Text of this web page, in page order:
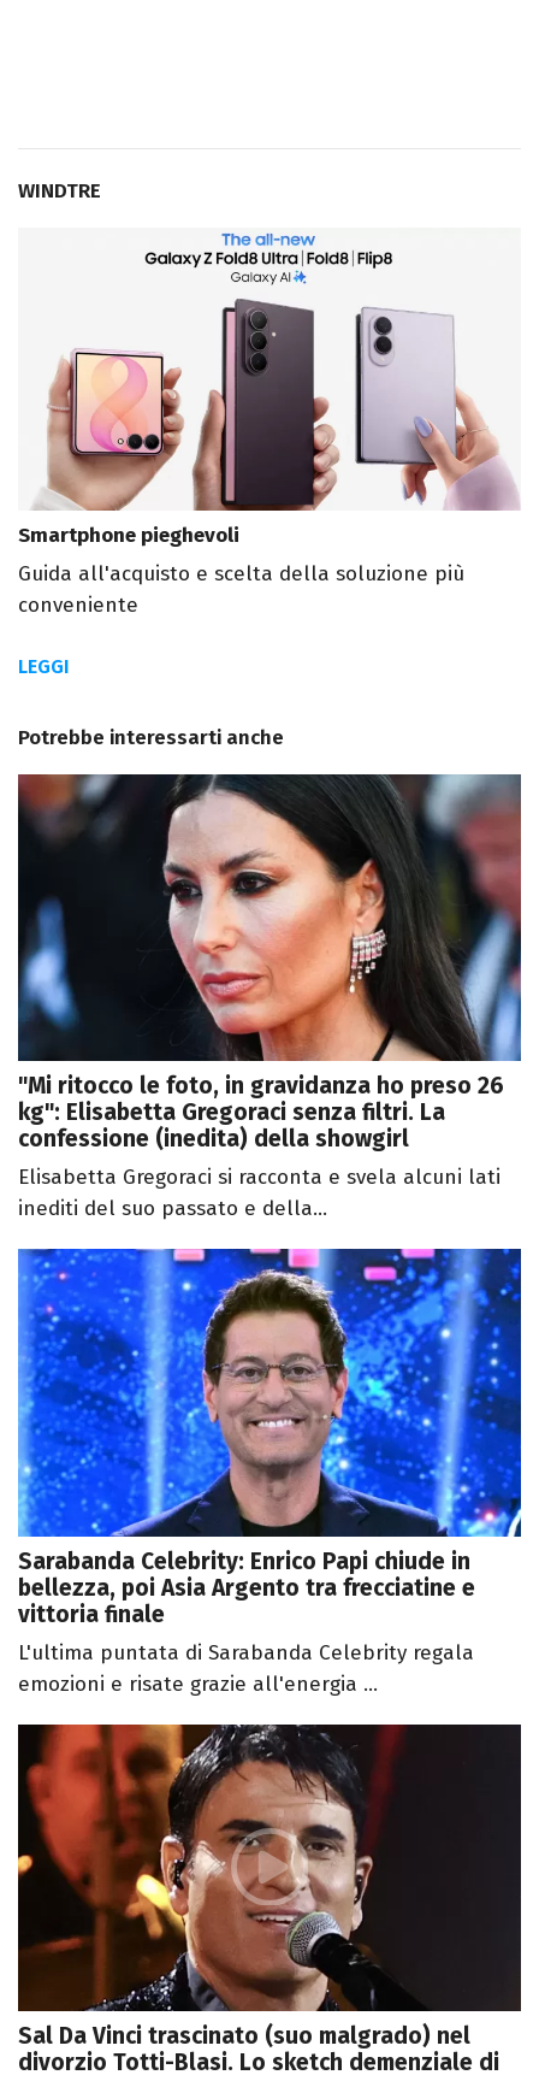
WINDTRE
Smartphone pieghevoli
Guida all'acquisto e scelta della soluzione più
conveniente
LEGGI
Potrebbe interessarti anche
"Mi ritocco le foto, in gravidanza ho preso 26
kg": Elisabetta Gregoraci senza filtri. La
confessione (inedita) della showgirl
Elisabetta Gregoraci si racconta e svela alcuni lati
inediti del suo passato e della...
Sarabanda Celebrity: Enrico Papi chiude in
bellezza, poi Asia Argento tra frecciatine e
vittoria finale
L'ultima puntata di Sarabanda Celebrity regala
emozioni e risate grazie all'energia ...
Sal Da Vinci trascinato (suo malgrado) nel
divorzio Totti-Blasi. Lo sketch demenziale di